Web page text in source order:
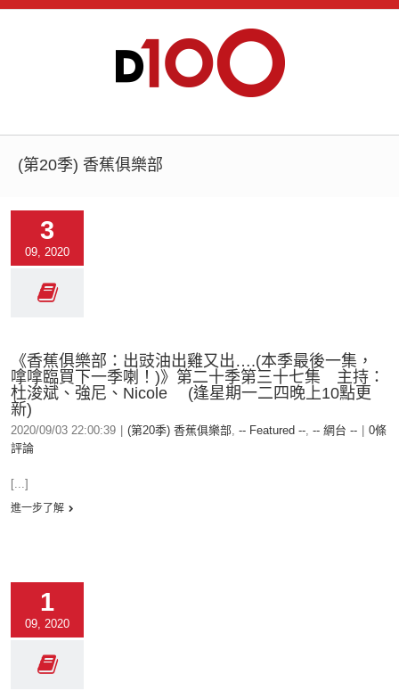
(第20季) 香蕉俱樂部
3
09, 2020
《香蕉俱樂部：出豉油出雞又出….(本季最後一集，
嗱嗱臨買下一季喇！)》第二十季第三十七集 主持：
杜浚斌、強尼、Nicole (逢星期一二四晚上10點更
新)
2020/09/03 22:00:39 (第20季) 香蕉俱樂部, -- Featured --, -- 網台 --
0條
評論
[...]
進一步了解
1
09, 2020